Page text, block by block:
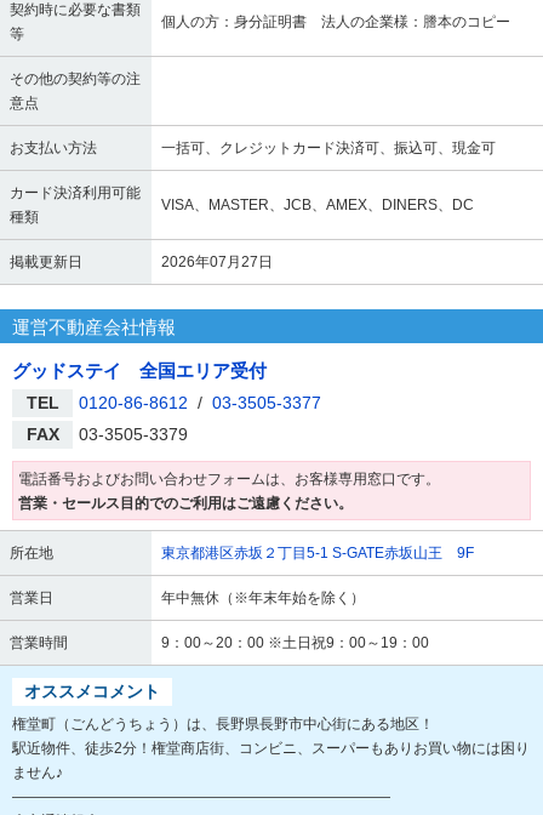
契約時に必要な書類
等
個人の方：身分証明書 法人の企業様：謄本のコピー
その他の契約等の注
意点
お支払い方法 一括可、クレジットカード決済可、振込可、現金可
カード決済利用可能
種類
VISA、MASTER、JCB、AMEX、DINERS、DC
掲載更新日 2026年07月27日
運営不動産会社情報
グッドステイ 全国エリア受付
TEL 0120-86-8612 / 03-3505-3377
FAX
03-3505-3379
電話番号およびお問い合わせフォームは、お客様専用窓口です。
営業・セールス目的でのご利用はご遠慮ください。
所在地 東京都港区赤坂２丁目5-1 S-GATE赤坂山王 9F
営業日 年中無休（※年末年始を除く）
営業時間 9：00～20：00 ※土日祝9：00～19：00
オススメコメント
権堂町（ごんどうちょう）は、長野県長野市中心街にある地区！
駅近物件、徒歩2分！権堂商店街、コンビニ、スーパーもありお買い物には困り
ません♪
――――――――――――――――――――――――――